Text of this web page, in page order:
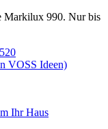
Markilux 990. Nur bis
VOSS Ideen)